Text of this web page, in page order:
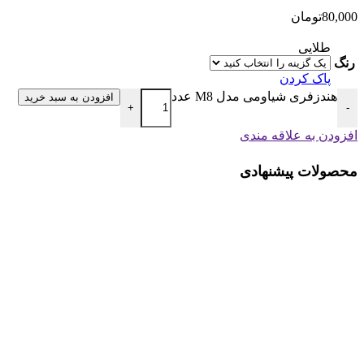
80,000تومان
رنگ
طلایی
پاک کردن
-
هندزفری شیاومی مدل M8 عدد
+
افزودن به سبد خرید
افزودن به علاقه مندی
محصولات پیشنهادی